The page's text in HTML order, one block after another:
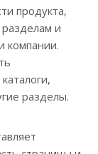
продукта,
и
компании.
разделы.